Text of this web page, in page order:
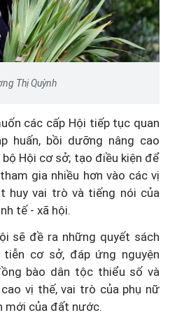
Thị Quỳnh
các cấp Hội tiếp tục quan
huấn, bồi dưỡng nâng cao
Hội cơ sở; tạo điều kiện để
gia nhiều hơn vào các vị
huy vai trò và tiếng nói của
tế - xã hội.
sẽ đề ra những quyết sách
cơ sở, đáp ứng nguyện
bào dân tộc thiểu số và
vị thế, vai trò của phụ nữ
mới của đất nước.